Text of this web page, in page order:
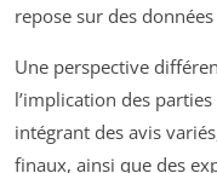
repose sur des
Une perspective
l’implication des
intégrant des avis
finaux, ainsi que des